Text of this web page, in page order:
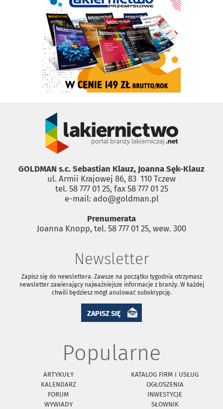
GOLDMAN s.c. Sebastian Klauz, Joanna Sęk-Klauz
ul. Armii Krajowej 86, 83 ­ 110 Tczew
tel. 58 777 01 25, fax 58 777 01 25
e-mail: ado@goldman.pl
Prenumerata
Joanna Knopp, tel. 58 777 01 25, wew. 300
Newsletter
Zapisz się do newslettera. Zawsze na początku tygodnia otrzymasz
newsletter zawierający najważniejsze informacje z branży. W każdej
chwili będziesz mógł anulować subskrypcję.
ZAPISZ SIĘ
Popularne
ARTYKUŁY
KATALOG FIRM I USŁUG
KALENDARZ
OGŁOSZENIA
FORUM
INWESTYCJE
WYWIADY
SŁOWNIK